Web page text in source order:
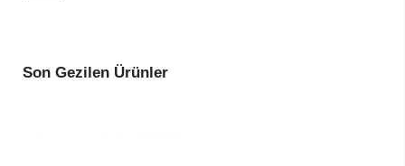
Son Gezilen Ürünler